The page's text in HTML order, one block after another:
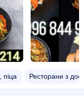
піца Ресторани з